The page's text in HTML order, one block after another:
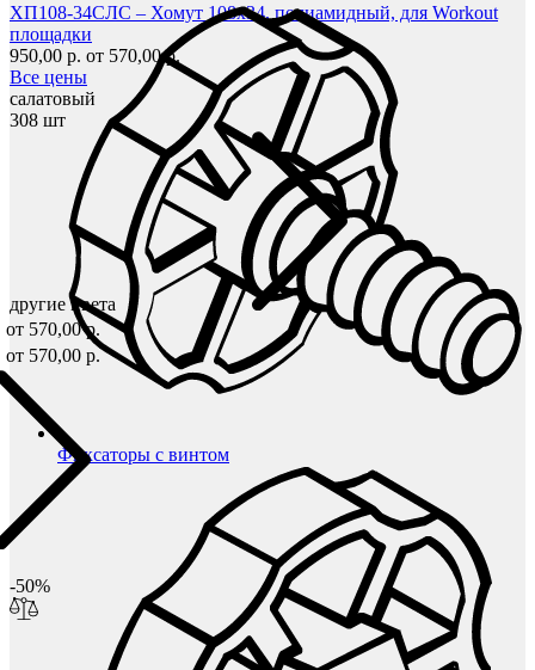
Фиксаторы с винтом
ХП108-34СЛС – Хомут 108х34, полиамидный, для Workout
площадки
950,00 р. от 570,00 р.
Все цены
салатовый
308 шт
другие цвета
от 570,00 р.
от 570,00 р.
-50%